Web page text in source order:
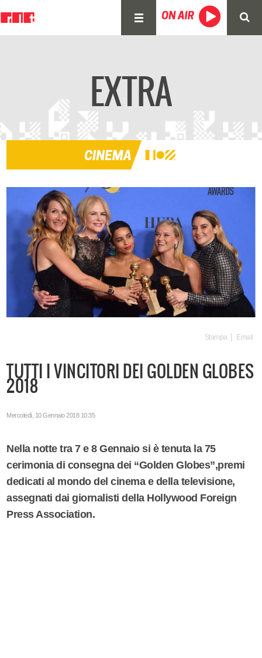
EXTRA
Stampa Email
TUTTI I VINCITORI DEI GOLDEN GLOBES
2018
Mercoledì, 10 Gennaio 2018 10:35
Nella notte tra 7 e 8 Gennaio si è tenuta la 75
cerimonia di consegna dei “Golden Globes”,premi
dedicati al mondo del cinema e della televisione,
assegnati dai giornalisti della Hollywood Foreign
Press Association.